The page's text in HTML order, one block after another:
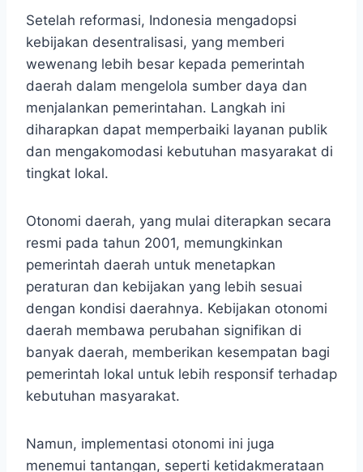
Setelah reformasi, Indonesia mengadopsi
kebijakan desentralisasi, yang memberi
wewenang lebih besar kepada pemerintah
daerah dalam mengelola sumber daya dan
menjalankan pemerintahan. Langkah ini
diharapkan dapat memperbaiki layanan publik
dan mengakomodasi kebutuhan masyarakat di
tingkat lokal.
Otonomi daerah, yang mulai diterapkan secara
resmi pada tahun 2001, memungkinkan
pemerintah daerah untuk menetapkan
peraturan dan kebijakan yang lebih sesuai
dengan kondisi daerahnya. Kebijakan otonomi
daerah membawa perubahan signifikan di
banyak daerah, memberikan kesempatan bagi
pemerintah lokal untuk lebih responsif terhadap
kebutuhan masyarakat.
Namun, implementasi otonomi ini juga
menemui tantangan, seperti ketidakmerataan